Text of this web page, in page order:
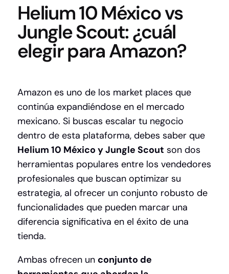
Helium 10 México vs
Jungle Scout: ¿cuál
elegir para Amazon?
Amazon es uno de los market places que
continúa expandiéndose en el mercado
mexicano. Si buscas escalar tu negocio
dentro de esta plataforma, debes saber que
Helium 10 México y Jungle Scout son dos
herramientas populares entre los vendedores
profesionales que buscan optimizar su
estrategia, al ofrecer un conjunto robusto de
funcionalidades que pueden marcar una
diferencia significativa en el éxito de una
tienda.
Ambas ofrecen un conjunto de